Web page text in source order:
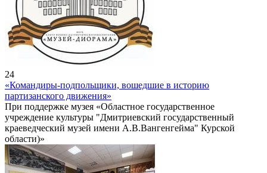
24
«Командиры-подпольщики, вошедшие в историю
партизанского движения»
При поддержке музея «Областное государственное
учреждение культуры "Дмитриевский государственный
краеведческий музей имени А.В.Вангенгейма" Курской
области)»